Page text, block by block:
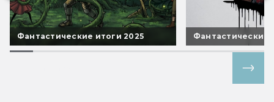
Фантастические итоги 2025 Фантастические